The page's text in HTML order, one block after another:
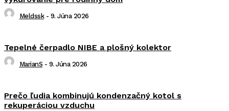
Meldssk - 9. Júna 2026
Tepelné čerpadlo NIBE a plošný kolektor
MarianS - 9. Júna 2026
Prečo ľudia kombinujú kondenzačný kotol s
rekuperáciou vzduchu